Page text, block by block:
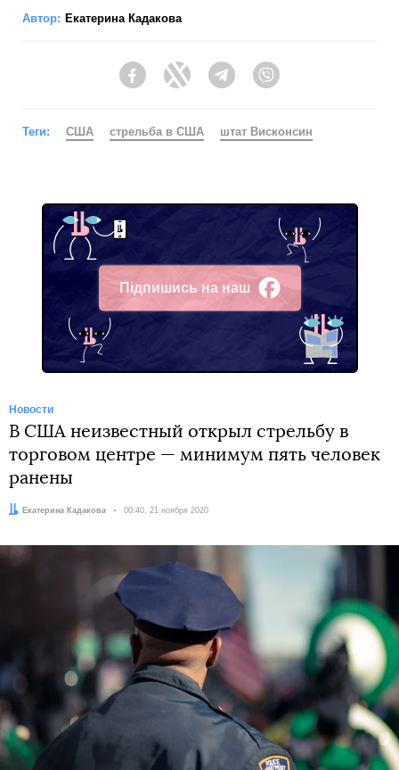
Автор: Екатерина Кадакова
FacebookTwitter Telegram
Теги: США стрельба в США штат Висконсин
Підпишись на наш
Facebook
Новости
В США неизвестный открыл стрельбу в
торговом центре — минимум пять человек
ранены
Автор:Екатерина Кадакова Дата:
00:40, 21 ноября 2020